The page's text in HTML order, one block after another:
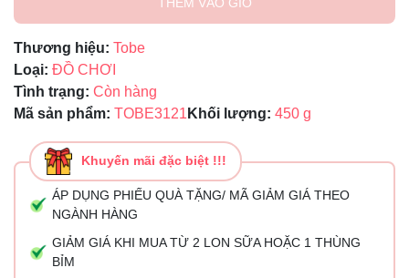
Thương hiệu: Tobe
Loại: ĐỒ CHƠI
Tình trạng: Còn hàng
Mã sản phẩm: TOBE3121 Khối lượng: 450 g
Khuyến mãi đặc biệt !!!
ÁP DỤNG PHIẾU QUÀ TẶNG/ MÃ GIẢM GIÁ THEO
NGÀNH HÀNG
GIẢM GIÁ KHI MUA TỪ 2 LON SỮA HOẶC 1 THÙNG
BỈM